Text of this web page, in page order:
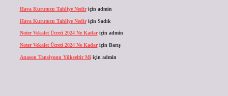
Hava Kurutucu Tahliye Nediriçin admin
Hava Kurutucu Tahliye Nediriçin Sadık
Noter Vekalet Ücreti 2024 Ne Kadariçin admin
Noter Vekalet Ücreti 2024 Ne Kadariçin Barış
Anason Tansiyonu Yükseltir Mi için admin